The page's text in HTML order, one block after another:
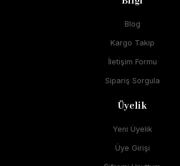
Blog
Kargo Takip
İletişim Formu
Sipariş Sorgula
Üyelik
Yeni Üyelik
Üye Girişi